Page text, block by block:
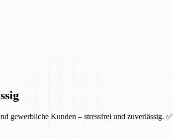
gewerbliche Kunden – stressfrei und zuverlässig. ✅